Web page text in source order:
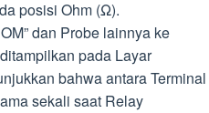
posisi Ohm (Ω).
dan Probe lainnya ke
pada Layar
bahwa antara Terminal
sekali saat Relay